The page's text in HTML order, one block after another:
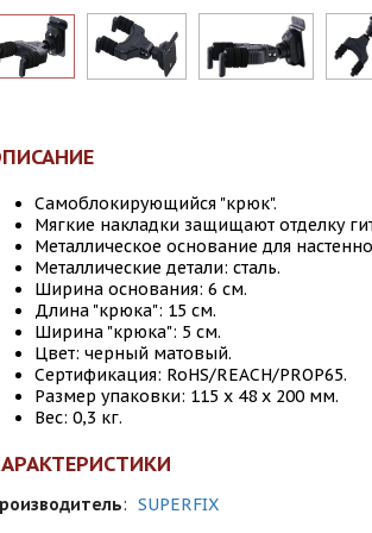
Самоблокирующийся "крюк".
Мягкие накладки защищают отделку
Металлическое основание для
Металлические детали: сталь.
Ширина основания: 6 см.
Длина "крюка": 15 см.
Ширина "крюка": 5 см.
Цвет: черный матовый.
Сертификация: RoHS/REACH/PROP65.
Размер упаковки: 115 х 48 х 200 мм.
Вес: 0,3 кг.
: SUPERFIX